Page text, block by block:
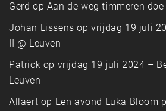
Gerd op Aan de weg timmeren
Johan Lissens opvrijdag 19 juli
II @ Leuven
Patrick op vrijdag 19 juli 2024 –
Leuven
Allaert op Een avond Luka Bloom